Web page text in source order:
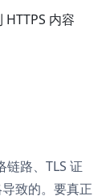
内容
路、TLS 证
致的。要真正